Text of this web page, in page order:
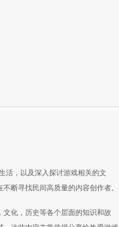
活，以及深入探讨游戏相关的文
断寻找民间高质量的内容创作者。
化，历史等各个层面的知识和故